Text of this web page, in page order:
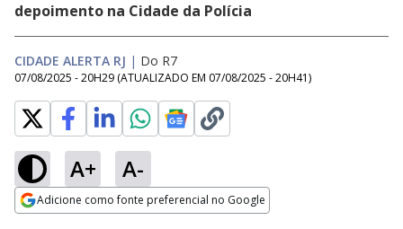
depoimento na Cidade da Polícia
CIDADE ALERTA RJ | Do R7
07/08/2025 - 20H29 (ATUALIZADO EM 07/08/2025 - 20H41)
A+ A-
Adicione como fonte preferencial no Google
Ativar
Loaded
28.41%